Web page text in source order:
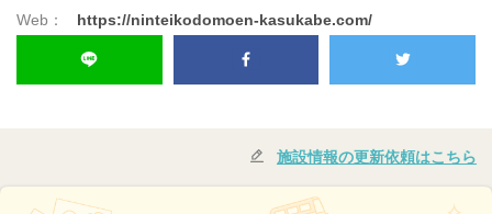
Web：
https://ninteikodomoen-kasukabe.com/
施設情報の更新依頼はこちら